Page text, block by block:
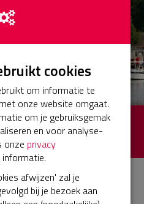
€ 85 (0%)
cookies
om informatie te
onze website omgaat.
om je gebruiksgemak
en voor analyse-
onze privacy
afwijzen' zal je
bij je bezoek aan